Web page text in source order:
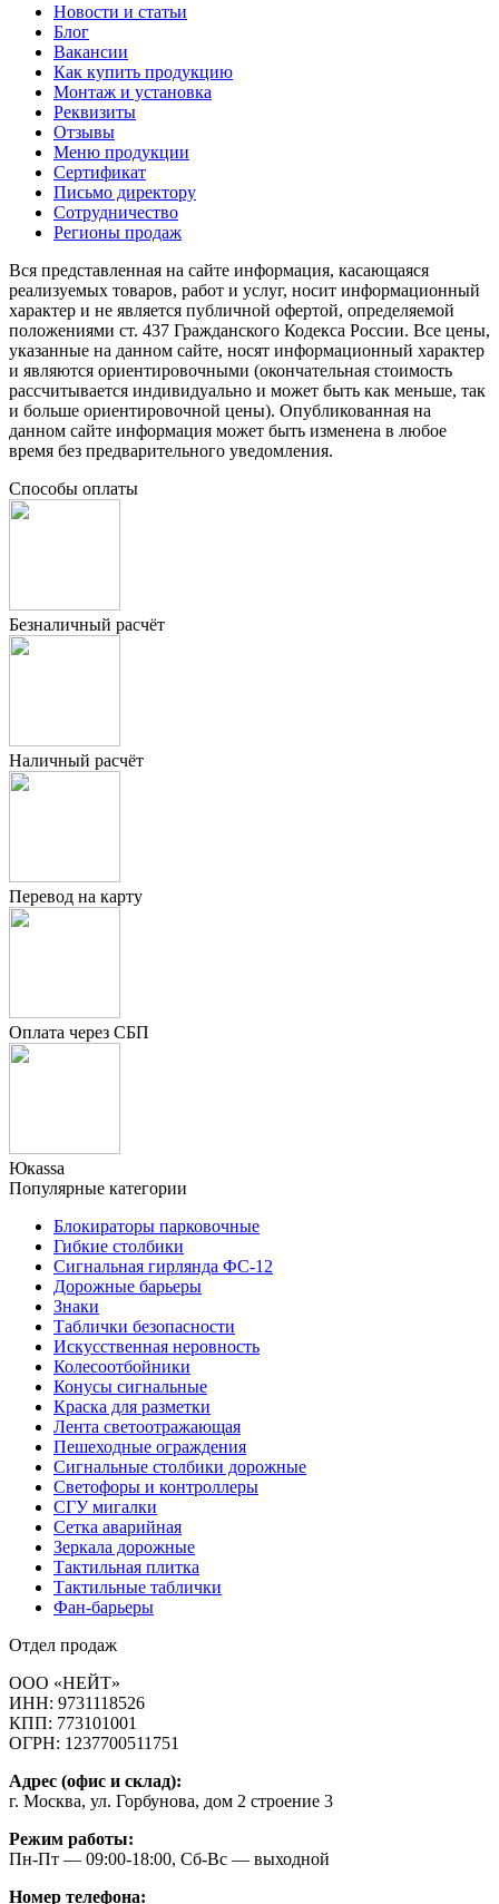
Новости и статьи
Блог
Вакансии
Как купить продукцию
Монтаж и установка
Реквизиты
Отзывы
Меню продукции
Сертификат
Письмо директору
Сотрудничество
Регионы продаж
Вся представленная на сайте информация, касающаяся
реализуемых товаров, работ и услуг, носит информационный
характер и не является публичной офертой, определяемой
положениями ст. 437 Гражданского Кодекса России. Все цены,
указанные на данном сайте, носят информационный характер
и являются ориентировочными (окончательная стоимость
рассчитывается индивидуально и может быть как меньше, так
и больше ориентировочной цены). Опубликованная на
данном сайте информация может быть изменена в любое
время без предварительного уведомления.
Способы оплаты
Безналичный расчёт
Наличный расчёт
Перевод на карту
Оплата через СБП
Юкаssа
Популярные категории
Блокираторы парковочные
Гибкие столбики
Сигнальная гирлянда ФС-12
Дорожные барьеры
Знаки
Таблички безопасности
Искусственная неровность
Колесоотбойники
Конусы сигнальные
Краска для разметки
Лента светоотражающая
Пешеходные ограждения
Сигнальные столбики дорожные
Светофоры и контроллеры
СГУ мигалки
Cетка аварийная
Зеркала дорожные
Тактильная плитка
Тактильные таблички
Фан-барьеры
Отдел продаж
ООО «НЕЙТ»
ИНН: 9731118526
КПП: 773101001
ОГРН: 1237700511751
Адрес (офис и склад):
г. Москва, ул. Горбунова, дом 2 строение 3
Режим работы:
Пн-Пт — 09:00-18:00, Сб-Вс — выходной
Номер телефона: